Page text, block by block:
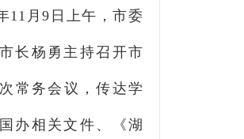
11月9日上午，市委
长杨勇主持召开市
常务会议，传达学
国办相关文件 、 《湖